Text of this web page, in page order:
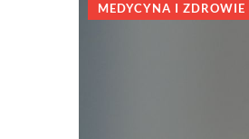
MEDYCYNA I ZDROWIE